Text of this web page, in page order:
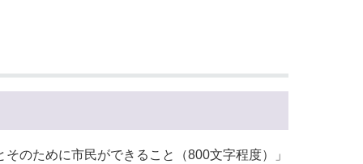
のために市民ができること（800文字程度）」